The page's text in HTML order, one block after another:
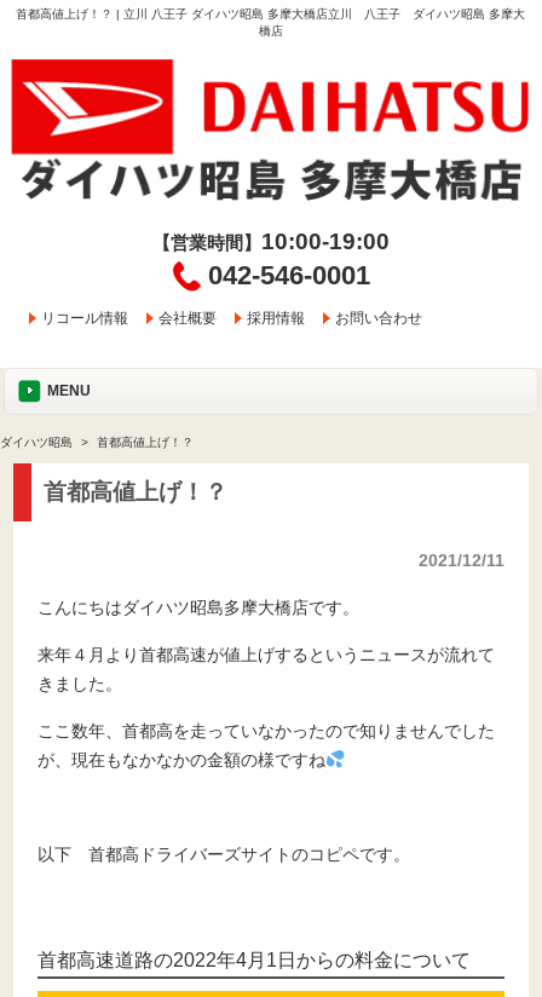
首都高値上げ！？ | 立川 八王子 ダイハツ昭島 多摩大橋店立川 八王子 ダイハツ昭島 多摩大
橋店
【営業時間】 10:00-19:00
042-546-0001
リコール情報 会社概要 採用情報 お問い合わせ
MENU
ダイハツ昭島 首都高値上げ！？
首都高値上げ！？
2021/12/11
こんにちはダイハツ昭島多摩大橋店です。
来年４月より首都高速が値上げするというニュースが流れて
きました。
ここ数年、首都高を走っていなかったので知りませんでした
が、現在もなかなかの金額の様ですね
以下 首都高ドライバーズサイトのコピペです。
首都高速道路の2022年4月1日からの料金について